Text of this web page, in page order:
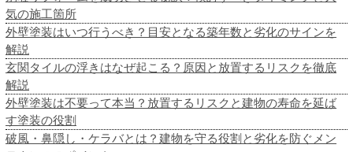
気の施工箇所
外壁塗装はいつ行うべき？目安となる築年数と劣化のサインを
解説
玄関タイルの浮きはなぜ起こる？原因と放置するリスクを徹底
解説
外壁塗装は不要って本当？放置するリスクと建物の寿命を延ば
す塗装の役割
破風・鼻隠し・ケラバとは？建物を守る役割と劣化を防ぐメン